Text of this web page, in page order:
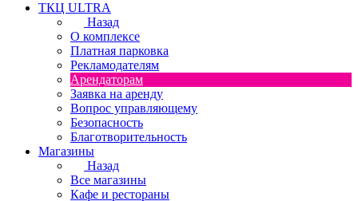
ТКЦ ULTRA
Назад
О комплексе
Платная парковка
Рекламодателям
Арендаторам
Заявка на аренду
Вопрос управляющему
Безопасность
Благотворительность
Магазины
Назад
Все магазины
Кафе и рестораны